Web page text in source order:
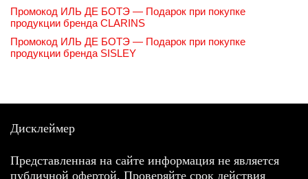
Промокод ИЛЬ ДЕ БОТЭ — Подарок при покупке
продукции бренда CLARINS
Промокод ИЛЬ ДЕ БОТЭ — Подарок при покупке
продукции бренда SISLEY
Дисклеймер
Представленная на сайте информация не является
публичной офертой. Проверяйте срок действия